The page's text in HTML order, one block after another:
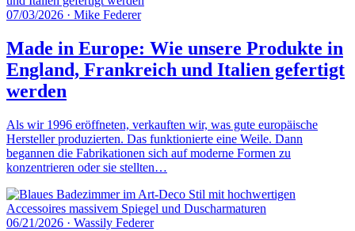
07/03/2026 · Mike Federer
Made in Europe: Wie unsere Produkte in
England, Frankreich und Italien gefertigt
werden
Als wir 1996 eröffneten, verkauften wir, was gute europäische
Hersteller produzierten. Das funktionierte eine Weile. Dann
begannen die Fabrikationen sich auf moderne Formen zu
konzentrieren oder sie stellten…
06/21/2026 · Wassily Federer